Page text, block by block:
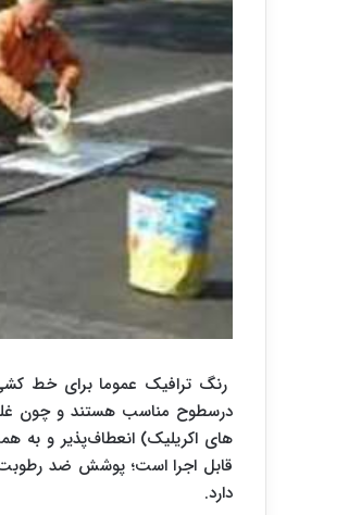
رنگ ترافیک عموما برای خط
درسطوح مناسب هستند و چون
های اکریلیک) انعطاف‌پذیر و
دارد.